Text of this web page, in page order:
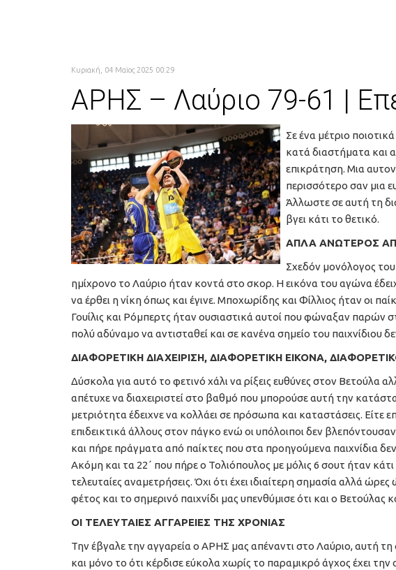
Κυριακή, 04 Μαϊος 2025 00:29
ΑΡΗΣ – Λαύριο 79-61 |
Σε ένα μέτριο
κατά διαστήματα και
επικράτηση. Μια
περισσότερο σαν μια
Άλλωστε σε αυτή τη
βγει κάτι το θετικό.
ΑΠΛΑ ΑΝΩΤΕΡΟΣ
Σχεδόν μονόλογος
ημίχρονο το Λαύριο ήταν κοντά στο σκορ. Η εικόνα του αγώνα
να έρθει η νίκη όπως και έγινε. Μποχωρίδης και Φίλλιος ήταν οι
Γουίλις και Ρόμπερτς ήταν ουσιαστικά αυτοί που φώναξαν παρών
πολύ αδύναμο να αντισταθεί και σε κανένα σημείο του παιχνίδιου
ΔΙΑΦΟΡΕΤΙΚΗ ΔΙΑΧΕΙΡΙΣΗ, ΔΙΑΦΟΡΕΤΙΚΗ ΕΙΚΟΝΑ,
Δύσκολα για αυτό το φετινό χάλι να ρίξεις ευθύνες στον Βετούλα
απέτυχε να διαχειριστεί στο βαθμό που μπορούσε αυτή την
μετριότητα έδειχνε να κολλάει σε πρόσωπα και καταστάσεις. Είτε
επιδεικτικά άλλους στον πάγκο ενώ οι υπόλοιποι δεν
και πήρε πράγματα από παίκτες που στα προηγούμενα παιχνίδια
Ακόμη και τα 22΄ που πήρε ο Τολιόπουλος με μόλις 6 σουτ ήταν κάτι
τελευταίες αναμετρήσεις. Όχι ότι έχει ιδιαίτερη σημασία αλλά
φέτος και το σημερινό παιχνίδι μας υπενθύμισε ότι και ο Βετούλας
ΟΙ ΤΕΛΕΥΤΑΙΕΣ ΑΓΓΑΡΕΙΕΣ ΤΗΣ ΧΡΟΝΙΑΣ
Την έβγαλε την αγγαρεία ο ΑΡΗΣ μας απέναντι στο Λαύριο, αυτή
και μόνο το ότι κέρδισε εύκολα χωρίς το παραμικρό άγχος έχει